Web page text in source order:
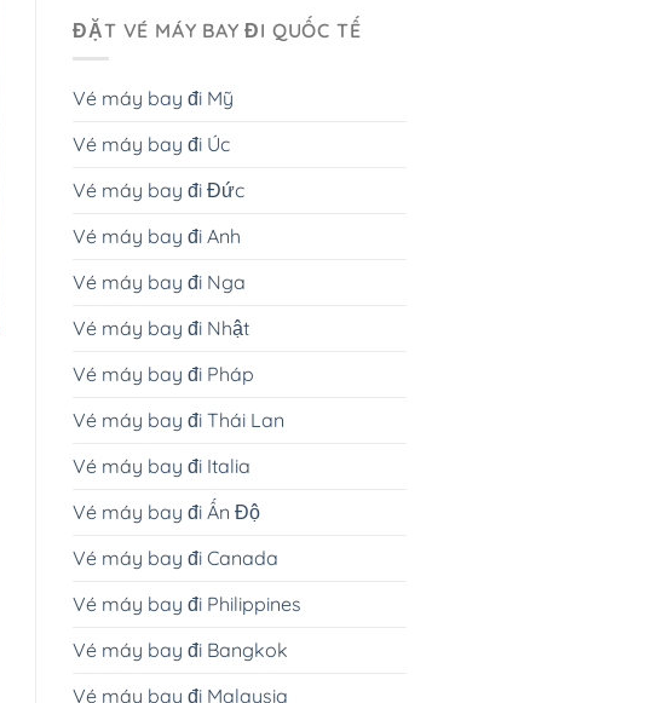
ĐẶT VÉ MÁY BAY ĐI QUỐC TẾ
Vé máy bay đi Mỹ
Vé máy bay đi Úc
Vé máy bay đi Đức
Vé máy bay đi Anh
Vé máy bay đi Nga
Vé máy bay đi Nhật
Vé máy bay đi Pháp
Vé máy bay đi Thái Lan
Vé máy bay đi Italia
Vé máy bay đi Ấn Độ
Vé máy bay đi Canada
Vé máy bay đi Philippines
Vé máy bay đi Bangkok
Vé máy bay đi Malaysia